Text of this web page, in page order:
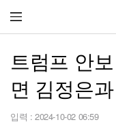
트럼프 안
면 김정은
입력 : 2024-10-02 06:59